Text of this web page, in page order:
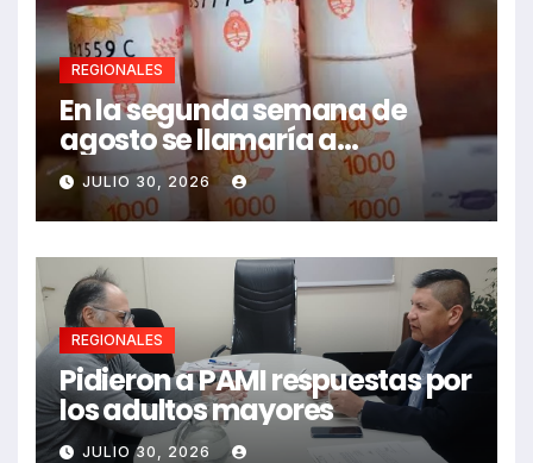
REGIONALES
En la segunda semana de
agosto se llamaría a
paritarias
JULIO 30, 2026
REGIONALES
Pidieron a PAMI respuestas por
los adultos mayores
JULIO 30, 2026